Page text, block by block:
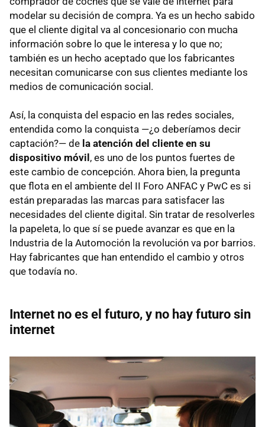
modelar su decisión de compra. Ya es un hecho sabido
que el cliente digital va al concesionario con mucha
información sobre lo que le interesa y lo que no;
también es un hecho aceptado que los fabricantes
necesitan comunicarse con sus clientes mediante los
medios de comunicación social.
Así, la conquista del espacio en las redes sociales,
entendida como la conquista —¿o deberíamos decir
captación?— de la atención del cliente en su
dispositivo móvil, es uno de los puntos fuertes de
este cambio de concepción. Ahora bien, la pregunta
que flota en el ambiente del II Foro ANFAC y PwC es si
están preparadas las marcas para satisfacer las
necesidades del cliente digital. Sin tratar de resolverles
la papeleta, lo que sí se puede avanzar es que en la
Industria de la Automoción la revolución va por barrios.
Hay fabricantes que han entendido el cambio y otros
que todavía no.
Internet no es el futuro, y no hay futuro sin
internet